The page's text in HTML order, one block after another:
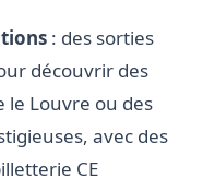
: des sorties
découvrir des
le Louvre ou des
avec des
CE